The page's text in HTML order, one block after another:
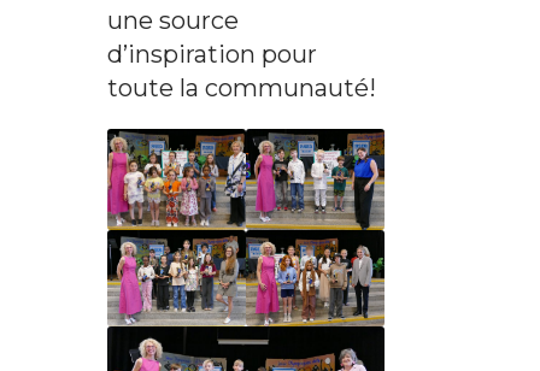
une source
d’inspiration pour
toute la communauté!